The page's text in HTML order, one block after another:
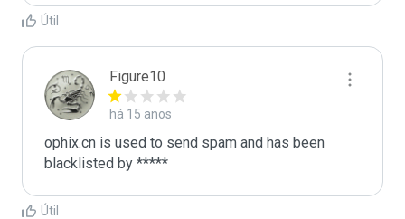
Útil
Figure10
há 15 anos
ophix.cn is used to send spam and has been
blacklisted by *****
Útil